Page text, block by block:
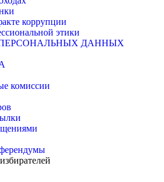
коррупции
этики
ДАННЫХ
комиссии